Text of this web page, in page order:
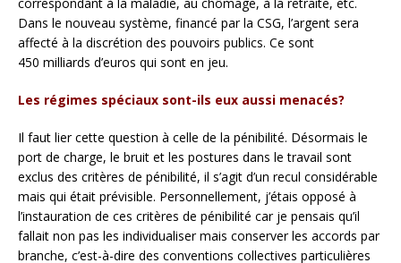
Dans le nouveau système, financé par la CSG, l’argent sera
affecté à la discrétion des pouvoirs publics. Ce sont
450 milliards d’euros qui sont en jeu.
Les régimes spéciaux sont-ils eux aussi menacés?
Il faut lier cette question à celle de la pénibilité. Désormais le
port de charge, le bruit et les postures dans le travail sont
exclus des critères de pénibilité, il s’agit d’un recul considérable
mais qui était prévisible. Personnellement, j’étais opposé à
l’instauration de ces critères de pénibilité car je pensais qu’il
fallait non pas les individualiser mais conserver les accords par
branche, c’est-à-dire des conventions collectives particulières